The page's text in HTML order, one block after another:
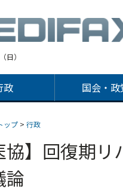
日）
政 国会・政
ップ > 行政
協】回復期
論